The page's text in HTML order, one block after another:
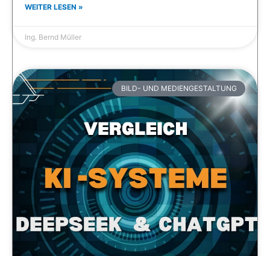
WEITER LESEN »
Ing. Bernd Müller
BILD- UND MEDIENGESTALTUNG